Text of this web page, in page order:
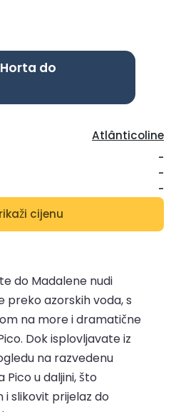
do
Atlânticoline
-
-
-
cijenu
do Madalene nudi
preko azorskih voda, s
na more i dramatične
Dok isplovljavate iz
na razvedenu
u daljini, što
slikovit prijelaz do